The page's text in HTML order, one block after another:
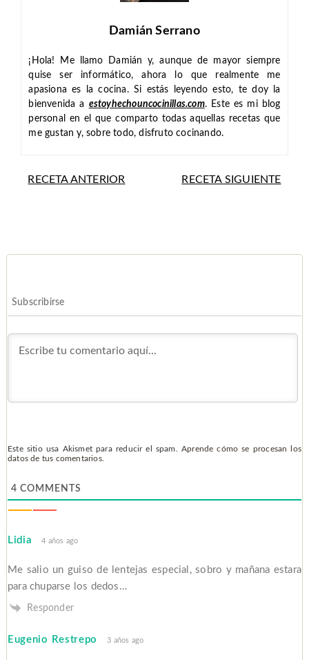
Damián Serrano
¡Hola! Me llamo Damián y, aunque de mayor siempre
quise ser informático, ahora lo que realmente me
apasiona es la cocina. Si estás leyendo esto, te doy la
bienvenida a estoyhechouncocinillas.com. Este es mi blog
personal en el que comparto todas aquellas recetas que
me gustan y, sobre todo, disfruto cocinando.
RECETA ANTERIOR RECETA SIGUIENTE
Subscribirse
Este sitio usa Akismet para reducir el spam. Aprende cómo se procesan los
datos de tus comentarios.
4 COMMENTS
Lidia 4 años ago
Me salio un guiso de lentejas especial, sobro y mañana estara
para chuparse los dedos…
Responder
Eugenio Restrepo 3 años ago